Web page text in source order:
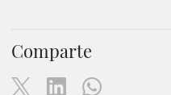
Comparte